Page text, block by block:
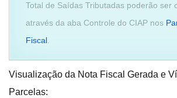
Total de Saídas Tributadas poderão ser
através da aba Controle do CIAP nos
Fiscal.
Visualização da Nota Fiscal Gerada e
Parcelas: